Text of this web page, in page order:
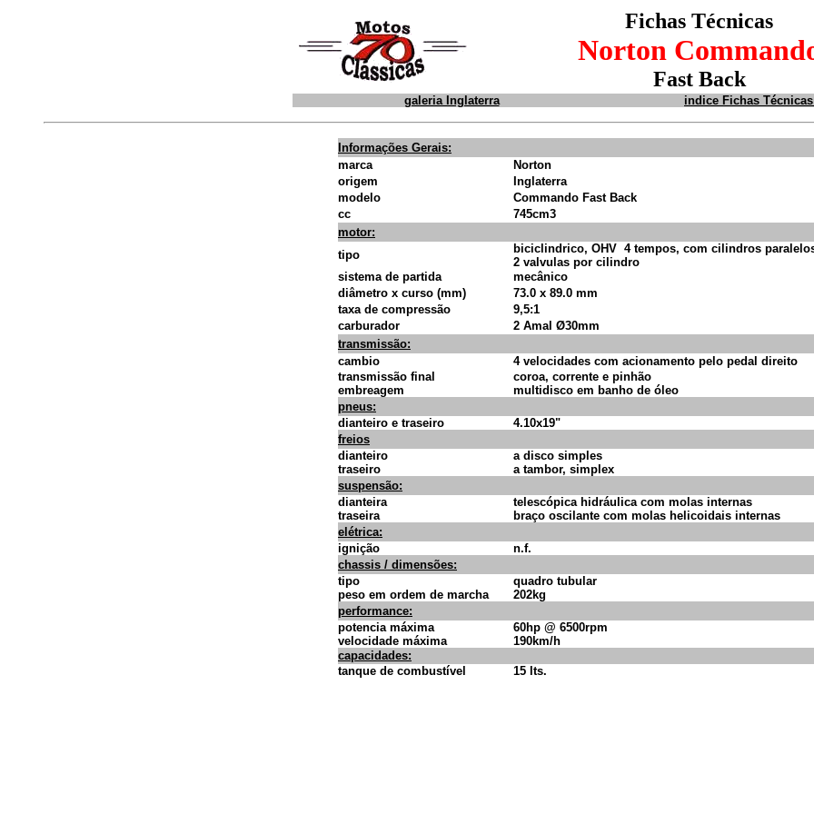
Fichas Técnicas
Norton
Fast Back
galeria Inglaterra indice Fichas
Informações Gerais:
marca
Norton
origem
Inglaterra
modelo
Commando Fast Back
cc
745cm3
motor:
tipo
biciclindrico, OHV 4 tempos, com cilindros
2 valvulas por cilindro
sistema de partida
mecânico
diâmetro x curso (mm)
73.0 x 89.0 mm
taxa de compressão
9,5:1
carburador
2 Amal Ø30mm
transmissão:
cambio
4 velocidades com acionamento pelo pedal direito
transmissão final
coroa, corrente e pinhão
embreagem
multidisco em banho de óleo
pneus:
dianteiro e traseiro
4.10x19"
freios
dianteiro
traseiro
a disco simples
a tambor, simplex
suspensão:
dianteira
traseira
telescópica hidráulica com molas internas
braço oscilante com molas helicoidais internas
elétrica:
ignição
n.f.
chassis / dimensões:
tipo
peso em ordem de marcha
quadro tubular
202kg
performance:
potencia máxima
velocidade máxima
60hp @ 6500rpm
190km/h
capacidades:
tanque de combustível
15 lts.